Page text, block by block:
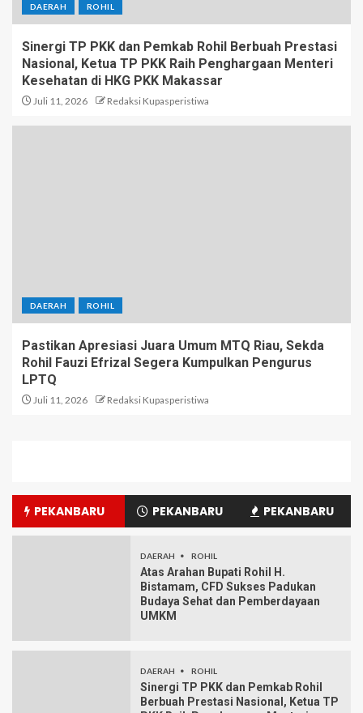
DAERAH ROHIL
Sinergi TP PKK dan Pemkab Rohil Berbuah Prestasi
Nasional, Ketua TP PKK Raih Penghargaan Menteri
Kesehatan di HKG PKK Makassar
Juli 11, 2026 Redaksi Kupasperistiwa
DAERAH ROHIL
Pastikan Apresiasi Juara Umum MTQ Riau, Sekda
Rohil Fauzi Efrizal Segera Kumpulkan Pengurus
LPTQ
Juli 11, 2026 Redaksi Kupasperistiwa
PEKANBARU PEKANBARU PEKANBARU
DAERAH ROHIL
Atas Arahan Bupati Rohil H.
Bistamam, CFD Sukses Padukan
Budaya Sehat dan Pemberdayaan
UMKM
DAERAH ROHIL
Sinergi TP PKK dan Pemkab Rohil
Berbuah Prestasi Nasional, Ketua TP